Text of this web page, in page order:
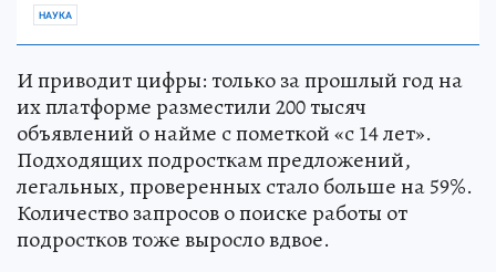
НАУКА
И приводит цифры: только за прошлый год на
их платформе разместили 200 тысяч
объявлений о найме с пометкой «с 14 лет».
Подходящих подросткам предложений,
легальных, проверенных стало больше на 59%.
Количество запросов о поиске работы от
подростков тоже выросло вдвое.